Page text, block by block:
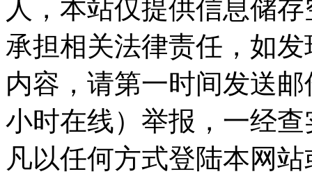
人，本站仅提供信息储
承担相关法律责任，如
内容，请第一时间发送邮
小时在线）举报，一经
凡以任何方式登陆本网